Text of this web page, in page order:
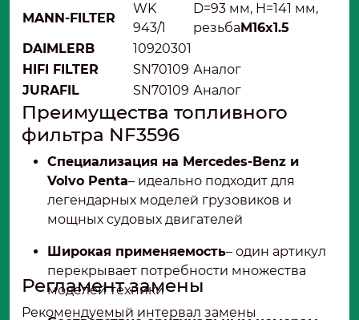
MANN-FILTER
WK
943/1
D=93 мм, H=141 мм,
резьба M16x1.5
DAIMLERB
10920301
HIFI FILTER
SN70109 Аналог
JURAFIL
SN70109 Аналог
Преимущества топливного
фильтра NF3596
Специализация на Mercedes-Benz и
Volvo Penta– идеально подходит для
легендарных моделей грузовиков и
мощных судовых двигателей
Широкая применяемость– один артикул
перекрывает потребности множества
моделей техники
Регламент замены
Рекомендуемый интервал замены